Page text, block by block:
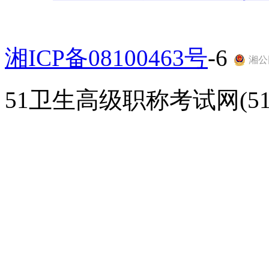
湘ICP备08100463号-6 湘公
51卫生高级职称考试网